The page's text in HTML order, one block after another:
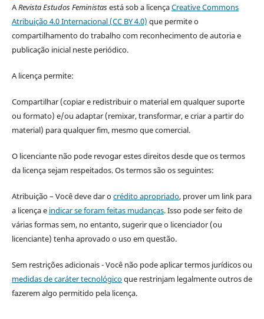
ARevista Estudos Feministasestá sob a licençaCreative Commons
Atribuição 4.0 Internacional (CC BY 4.0) que permite o
compartilhamento do trabalho com reconhecimento de autoria e
publicação inicial neste periódico.
A licença permite:
Compartilhar (copiar e redistribuir o material em qualquer suporte
ou formato) e/ou adaptar (remixar, transformar, e criar a partir do
material) para qualquer fim, mesmo que comercial.
O licenciante não pode revogar estes direitos desde que os termos
da licença sejam respeitados. Os termos são os seguintes:
Atribuição – Você deve dar ocrédito apropriado, prover um link para
a licença e indicar se foram feitas mudanças. Isso pode ser feito de
várias formas sem, no entanto, sugerir que o licenciador (ou
licenciante) tenha aprovado o uso em questão.
Sem restrições adicionais - Você não pode aplicar termos jurídicos ou
medidas de caráter tecnológicoque restrinjam legalmente outros de
fazerem algo permitido pela licença.